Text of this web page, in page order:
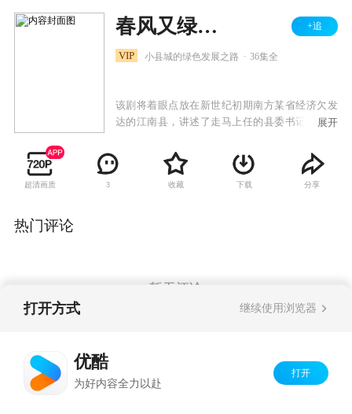
春风又绿江南岸 +追
VIP 小县城的绿色发展之路 36集全
该剧将着眼点放在新世纪初期南方某省经济欠发
达的江南县，讲述了走马上任的县委书记严东雷
观，在优化发展环境、加强党的基层组织建设、
开展效能革命、推进“生态文明”建设等一系列工
作中，坚持依靠广大人民群众，自觉加强“关键少
展开
超清画质 3 收藏 下载 分享
热门评论
暂无评论
打开方式 继续使用浏览器
优酷
为好内容全力以赴
打开